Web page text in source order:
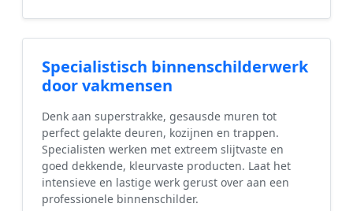
Specialistisch binnenschilderwerk
door vakmensen
Denk aan superstrakke, gesausde muren tot
perfect gelakte deuren, kozijnen en trappen.
Specialisten werken met extreem slijtvaste en
goed dekkende, kleurvaste producten. Laat het
intensieve en lastige werk gerust over aan een
professionele binnenschilder.